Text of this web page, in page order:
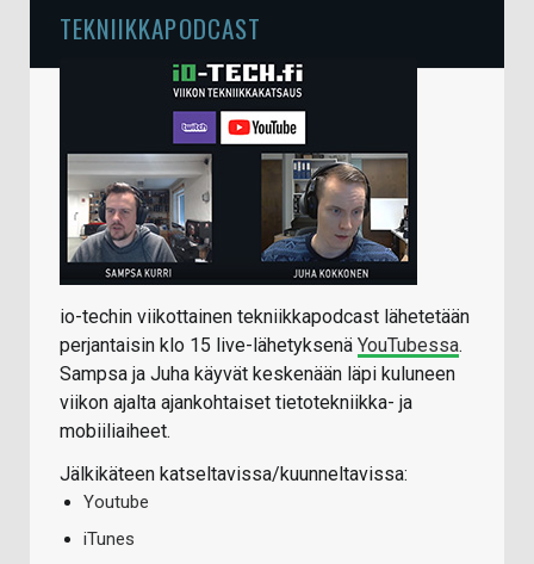
TEKNIIKKAPODCAST
io-techin viikottainen tekniikkapodcast lähetetään
perjantaisin klo 15 live-lähetyksenä YouTubessa.
Sampsa ja Juha käyvät keskenään läpi kuluneen
viikon ajalta ajankohtaiset tietotekniikka- ja
mobiiliaiheet.
Jälkikäteen katseltavissa/kuunneltavissa:
Youtube
iTunes